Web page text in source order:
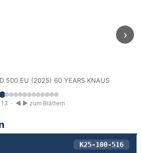
500 EU (2025) 60 YEARS KNAUS
›
· ◀ ▶ zum Blättern
K25-100-516